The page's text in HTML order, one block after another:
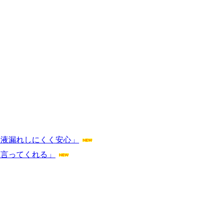
漏れしにくく安心」
ってくれる」